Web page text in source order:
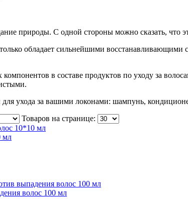
природы. С одной стороны можно сказать, что
обладает сильнейшими восстанавливающими
в составе продуктов по уходу за
ухода за вашими локонами: шампунь,
Товаров на странице:
мл
волос 100 мл